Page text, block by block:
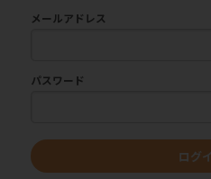
メールアドレス
パスワード
ログ